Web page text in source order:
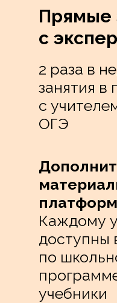
2 раза в
занятия
с
ОГЭ
Прямые
с
Каждому
доступны
по
учебники